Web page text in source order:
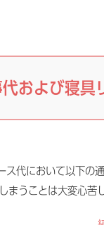
および寝具
ス代において以下の
まうことは大変心